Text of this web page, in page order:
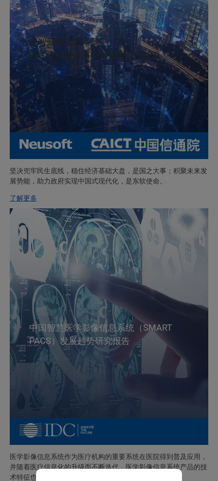
云智赋能 数治为民
数字政府建设路径洞察报告(2023)
坚决兜牢民生底线，稳住经济基础大盘，是国之大事；积聚未来发
展势能，助力政府实现中国式现代化，是东软使命。
了解更多
中国智慧医学影像信息系统（SMART
PACS）发展趋势研究报告
医学影像信息系统作为医疗机构的重要系统在医院得到普及应用，
并随着医疗信息化的升级而不断迭代，医学影像信息系统产品的技
术特征也从底层基础设施到上层应用得到了改进。